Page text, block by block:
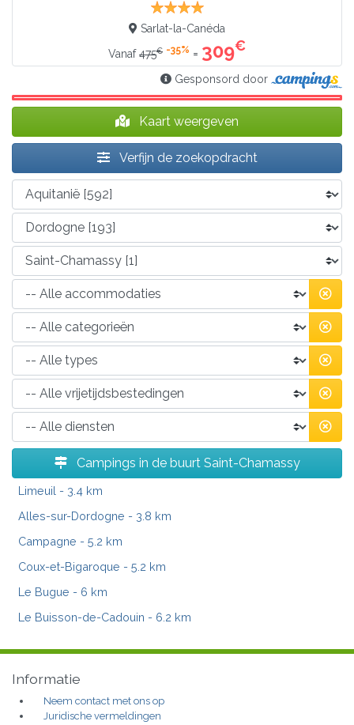
Sarlat-la-Canéda
Vanaf475€ -35% = 309€
Gesponsord door
Kaart weergeven
Verfijn de zoekopdracht
Campings in de buurt Saint-Chamassy
Limeuil - 3.4 km
Alles-sur-Dordogne - 3.8 km
Campagne - 5.2 km
Coux-et-Bigaroque - 5.2 km
Le Bugue - 6 km
Le Buisson-de-Cadouin - 6.2 km
Informatie
Neem contact met ons op
Juridische vermeldingen